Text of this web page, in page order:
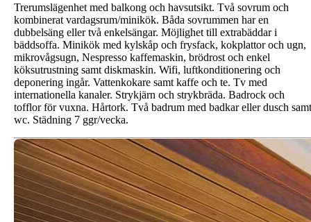
Trerumslägenhet med balkong och havsutsikt. Två sovrum och
kombinerat vardagsrum/minikök. Båda sovrummen har en
dubbelsäng eller två enkelsängar. Möjlighet till extrabäddar i
bäddsoffa. Minikök med kylskåp och frysfack, kokplattor och ugn,
mikrovågsugn, Nespresso kaffemaskin, brödrost och enkel
köksutrustning samt diskmaskin. Wifi, luftkonditionering och
deponering ingår. Vattenkokare samt kaffe och te. Tv med
internationella kanaler. Strykjärn och strykbräda. Badrock och
tofflor för vuxna. Hårtork. Två badrum med badkar eller dusch samt
wc. Städning 7 ggr/vecka.